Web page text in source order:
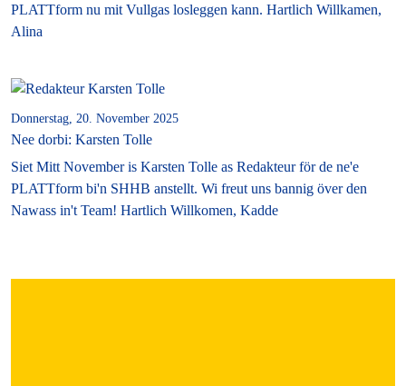
PLATTform nu mit Vullgas losleggen kann. Hartlich Willkamen,
Alina
Donnerstag, 20. November 2025
Nee dorbi: Karsten Tolle
Siet Mitt November is Karsten Tolle as Redakteur för de ne'e
PLATTform bi'n SHHB anstellt. Wi freut uns bannig över den
Nawass in't Team! Hartlich Willkomen, Kadde